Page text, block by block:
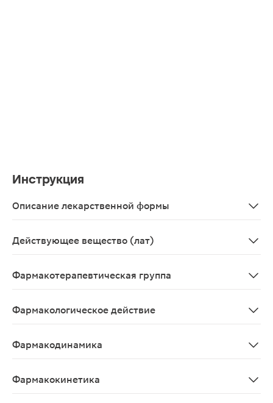
Инструкция
Описание лекарственной формы
Действующее вещество (лат)
Фармакотерапевтическая группа
Фармакологическое действие
Фармакодинамика
Фармакокинетика